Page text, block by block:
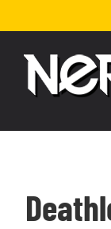
al